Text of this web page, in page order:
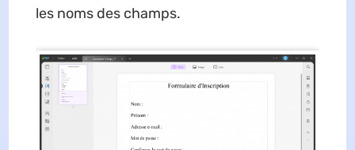
les noms des champs.